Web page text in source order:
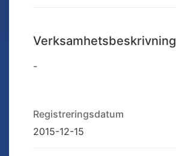
Verksamhetsbeskrivning
-
Registreringsdatum
2015-12-15